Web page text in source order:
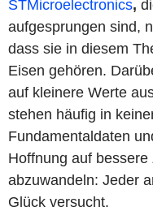
STMicroelectronics,
aufgesprungen sind,
dass sie in diesem
Eisen gehören.
auf kleinere Werte
stehen häufig in
Fundamentaldaten
Hoffnung auf
abzuwandeln: Jeder
Glück versucht.